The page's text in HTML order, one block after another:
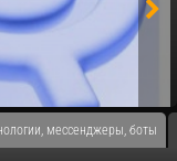
мессенджеры, боты